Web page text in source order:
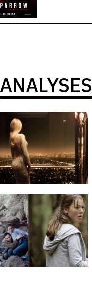
ANALYSES